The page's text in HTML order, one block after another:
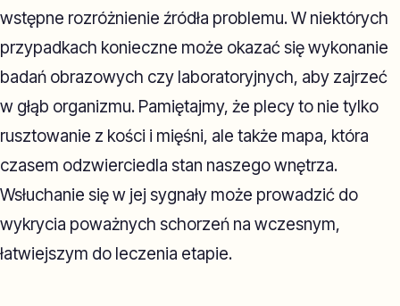
wstępne rozróżnienie źródła problemu. W niektórych
przypadkach konieczne może okazać się wykonanie
badań obrazowych czy laboratoryjnych, aby zajrzeć
w głąb organizmu. Pamiętajmy, że plecy to nie tylko
rusztowanie z kości i mięśni, ale także mapa, która
czasem odzwierciedla stan naszego wnętrza.
Wsłuchanie się w jej sygnały może prowadzić do
wykrycia poważnych schorzeń na wczesnym,
łatwiejszym do leczenia etapie.